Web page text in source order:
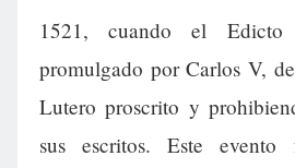
1521, cuando el
promulgado por Carlos V,
Lutero proscrito y
sus escritos. Este